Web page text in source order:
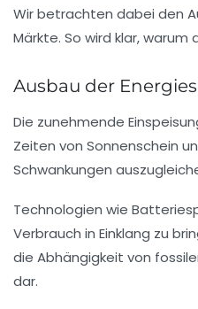
Wir betrachten dabei den
Märkte. So wird klar,
Ausbau der
Die zunehmende
Zeiten von Sonnenschein
Schwankungen
Technologien wie
Verbrauch in Einklang zu
die Abhängigkeit von
dar.